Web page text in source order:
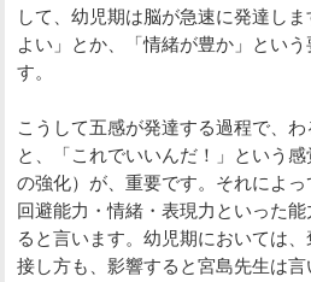
して、幼児期は脳が急速に発達し
よい」とか、「情緒が豊か」とい
す。
こうして五感が発達する過程で、
と、「これでいいんだ！」という
の強化）が、重要です。それによ
回避能力・情緒・表現力といった
ると言います。幼児期においては
接し方も、影響すると宮島先生は言